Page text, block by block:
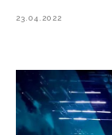
23.04.2022